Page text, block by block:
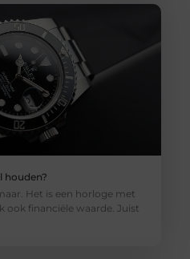
houden?
Het is een horloge met
ook financiële waarde. Juist